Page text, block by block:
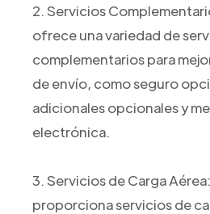
2. Servicios
ofrece una variedad de
complementarios para
de envío, como seguro
adicionales opcionales y
electrónica.
3. Servicios de Carga
proporciona servicios de